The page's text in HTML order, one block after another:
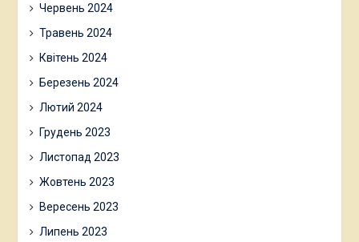
Червень 2024
Травень 2024
Квітень 2024
Березень 2024
Лютий 2024
Грудень 2023
Листопад 2023
Жовтень 2023
Вересень 2023
Липень 2023